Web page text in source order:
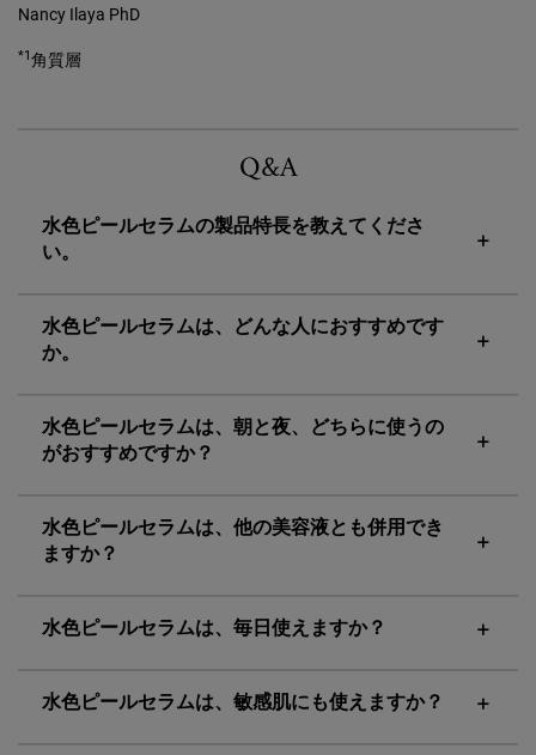
Nancy Ilaya PhD
*1 角質層
Q&A
水色ピールセラムの製品特長を教えてくださ
い。
水色ピールセラムは、どんな人におすすめです
か。
水色ピールセラムは、朝と夜、どちらに使うの
がおすすめですか？
水色ピールセラムは、他の美容液とも併用でき
ますか？
水色ピールセラムは、毎日使えますか？
水色ピールセラムは、敏感肌にも使えますか？